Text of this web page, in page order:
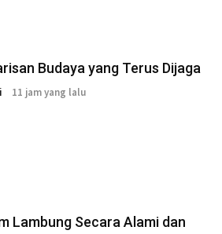
Budaya yang Terus Dijaga
11 jam yang lalu
Lambung Secara Alami dan